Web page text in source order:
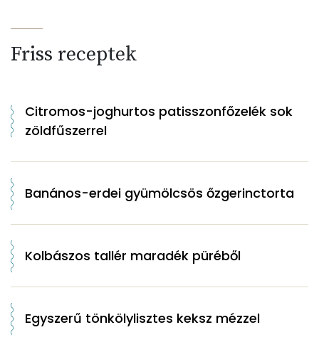
Friss receptek
Citromos-joghurtos patisszonfőzelék sok
zöldfűszerrel
Banános-erdei gyümölcsös őzgerinctorta
Kolbászos tallér maradék püréből
Egyszerű tönkölylisztes keksz mézzel